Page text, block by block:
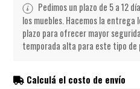
Pedimos un plazo de 5 a 12
los muebles. Hacemos la entrega
plazo para ofrecer mayor
temporada alta para este tipo de
Calculá el costo de envío